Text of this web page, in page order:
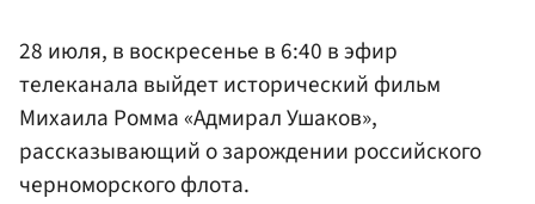
28 июля, в воскресенье в 6:40 в эфир
телеканала выйдет исторический фильм
Михаила Ромма «Адмирал Ушаков»,
рассказывающий о зарождении российского
черноморского флота.